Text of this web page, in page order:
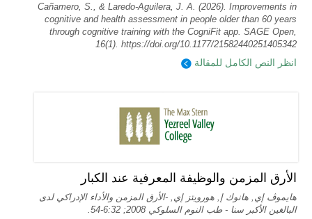
Cañamero, S., & Laredo-Aguilera, J. A. (2026). Improvements in
cognitive and health assessment in people older than 60 years
through cognitive training with the CogniFit app. SAGE Open,
16(1). https://doi.org/10.1177/21582440251405342
انظر النص الكامل للمقالة
الأرق المزمن والوظيفة المعرفية عند الكبار
هايموڤ إي, هانوك إ, هورويتز إي, -الأرق المزمن والأداء الإدراكي لدى
البالغين الأكبر سنا - طب النوم السلوكي 2008; 6:32-54.